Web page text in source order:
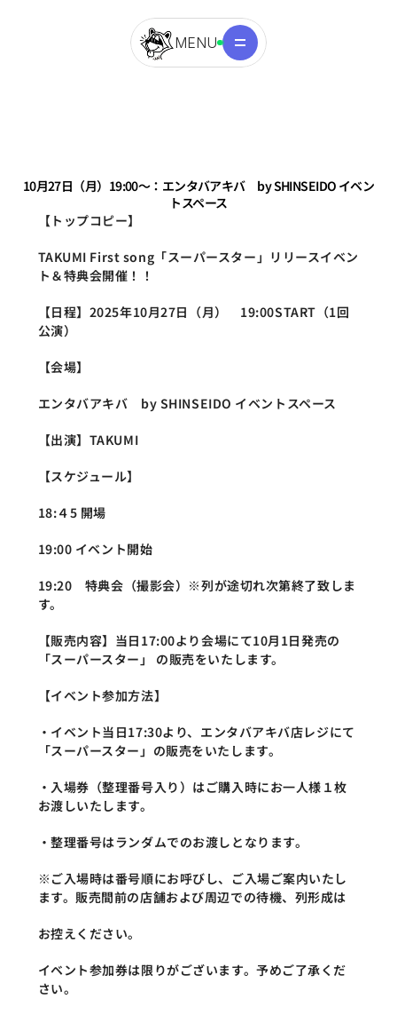
MENU
10月27日（月）19:00～：エンタバアキバ　by SHINSEIDO イベン
トスペース
【トップコピー】
TAKUMI First song「スーパースター」リリースイベン
ト＆特典会開催！！
【日程】2025年10月27日（月）　19:00START（1回
公演）
【会場】
エンタバアキバ　by SHINSEIDO イベントスペース
【出演】TAKUMI
【スケジュール】
18:４5 開場
19:00 イベント開始
19:20　特典会（撮影会）※列が途切れ次第終了致しま
す。
【販売内容】当日17:00より会場にて10月1日発売の
「スーパースター」 の販売をいたします。
【イベント参加方法】
・イベント当日17:30より、エンタバアキバ店レジにて
「スーパースター」の販売をいたします。
・入場券（整理番号入り）はご購入時にお一人様１枚
お渡しいたします。
・整理番号はランダムでのお渡しとなります。
※ご入場時は番号順にお呼びし、ご入場ご案内いたし
ます。販売間前の店舗および周辺での待機、列形成は
お控えください。
イベント参加券は限りがございます。予めご了承くだ
さい。